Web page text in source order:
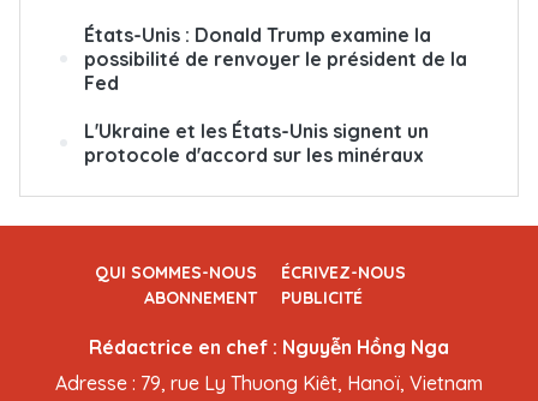
États-Unis : Donald Trump examine la
possibilité de renvoyer le président de la
Fed
L'Ukraine et les États-Unis signent un
protocole d'accord sur les minéraux
QUI SOMMES-NOUS
ÉCRIVEZ-NOUS
ABONNEMENT
PUBLICITÉ
Rédactrice en chef : Nguyễn Hồng Nga
Adresse : 79, rue Ly Thuong Kiêt, Hanoï, Vietnam